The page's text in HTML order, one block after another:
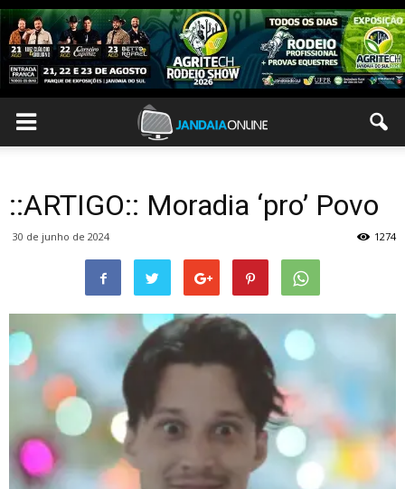
::ARTIGO:: Moradia ‘pro’ Povo
30 de junho de 2024 1274